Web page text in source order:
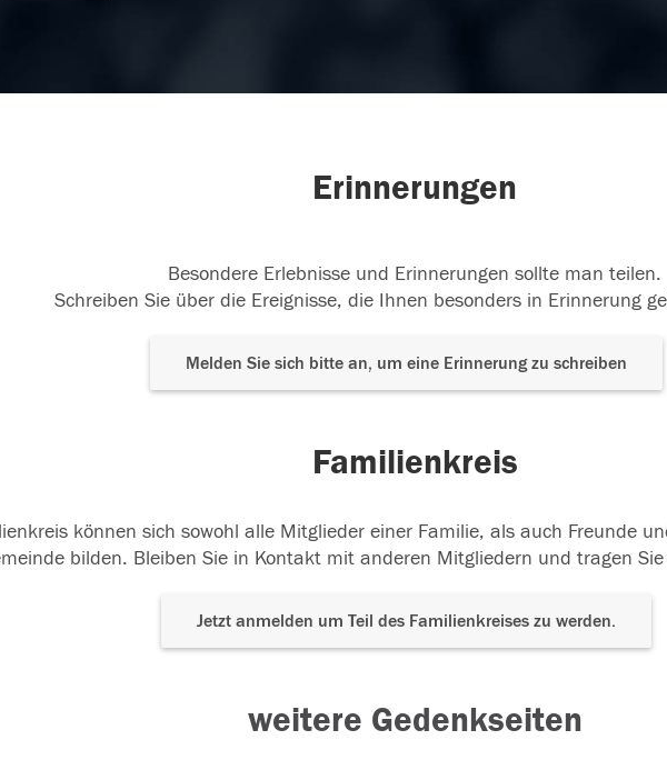
Erinnerungen
Besondere Erlebnisse und Erinnerungen sollte man teilen.
Schreiben Sie über die Ereignisse, die Ihnen besonders in Erinnerung
Melden Sie sich bitte an, um eine Erinnerung zu schreiben
Familienkreis
können sich sowohl alle Mitglieder einer Familie, als auch Freunde
bilden. Bleiben Sie in Kontakt mit anderen Mitgliedern und tragen
Jetzt anmelden um Teil des Familienkreises zu werden.
weitere Gedenkseiten